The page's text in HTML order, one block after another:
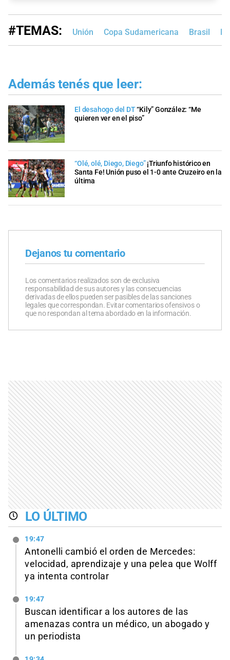
#TEMAS: Unión Copa Sudamericana Brasil
Además tenés que leer:
El desahogo del DT“Kily” González: “Me
quieren ver en el piso”
“Olé, olé, Diego, Diego”¡Triunfo histórico en
Santa Fe! Unión puso el 1-0 ante Cruzeiro en la
última
Dejanos tu comentario
Los comentarios realizados son de exclusiva
responsabilidad de sus autores y las consecuencias
derivadas de ellos pueden ser pasibles de las sanciones
legales que correspondan. Evitar comentarios ofensivos o
que no respondan al tema abordado en la información.
LO ÚLTIMO
19:47
Antonelli cambió el orden de Mercedes:
velocidad, aprendizaje y una pelea que Wolff
ya intenta controlar
19:47
Buscan identificar a los autores de las
amenazas contra un médico, un abogado y
un periodista